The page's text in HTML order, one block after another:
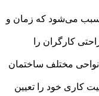
سبب می‌شود که زمان و
کارگران را
نواحی مختلف ساختمان
کاری خود را تعیین